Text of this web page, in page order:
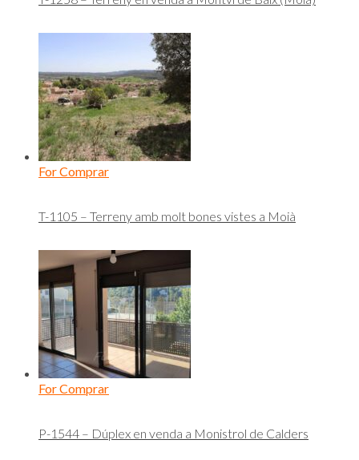
For Comprar
T-1105 – Terreny amb molt bones vistes a Moià
For Comprar
P-1544 – Dúplex en venda a Monistrol de Calders